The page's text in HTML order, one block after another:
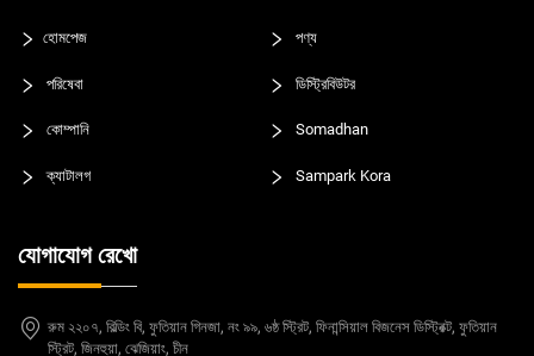
হোমপেজ পণ্য
পরিষেবা ডিস্ট্রিবিউটর
কোম্পানি Somadhan
ক্যাটালগ Sampark Kora
যোগাযোগ রেখো
রুম ২২০৭, বিল্ডিং বি, ফুতিয়ান গিনজা, নং ৯৯, ৬ষ্ঠ স্ট্রিট, ফিনান্সিয়াল বিজনেস ডিস্ট্রিক্ট, ফুতিয়ান
স্ট্রিট, জিনহুয়া, ঝেজিয়াং, চীন